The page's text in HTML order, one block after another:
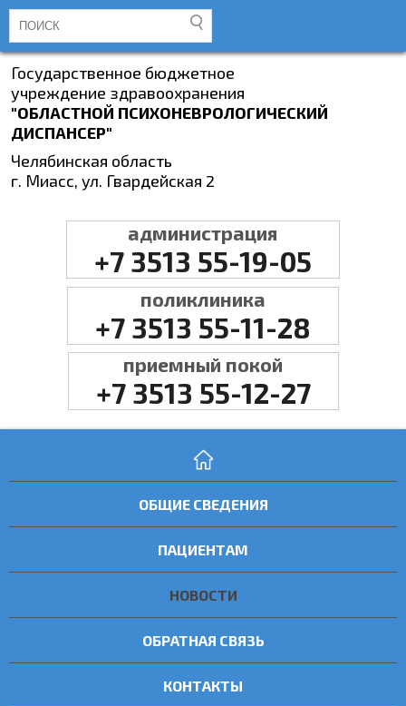
Государственное бюджетное
учреждение здравоохранения
"ОБЛАСТНОЙ ПСИХОНЕВРОЛОГИЧЕСКИЙ
ДИСПАНСЕР"
Челябинская область
г. Миасс, ул. Гвардейская 2
администрация
+7 3513 55-19-05
поликлиника
+7 3513 55-11-28
приемный покой
+7 3513 55-12-27
ОБЩИЕ СВЕДЕНИЯ
ПАЦИЕНТАМ
НОВОСТИ
ОБРАТНАЯ СВЯЗЬ
КОНТАКТЫ